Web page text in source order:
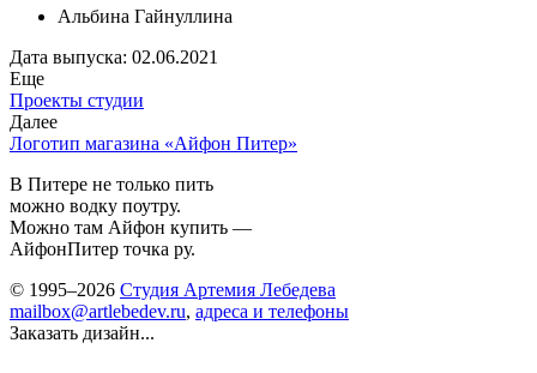
Альбина Гайнуллина
Дата выпуска: 02.06.2021
Еще
Проекты студии
Далее
Логотип магазина «Айфон Питер»
В Питере не только пить
можно водку поутру.
Можно там Айфон купить —
АйфонПитер точка ру.
© 1995–2026 Студия Артемия Лебедева
mailbox@artlebedev.ru, адреса и телефоны
Заказать дизайн...